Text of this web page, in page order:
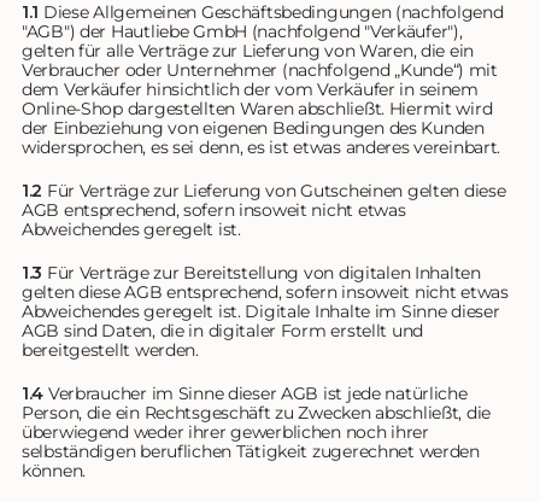
1.1 Diese Allgemeinen Geschäftsbedingungen (nachfolgend
"AGB") der Hautliebe GmbH (nachfolgend "Verkäufer"),
gelten für alle Verträge zur Lieferung von Waren, die ein
Verbraucher oder Unternehmer (nachfolgend „Kunde“) mit
dem Verkäufer hinsichtlich der vom Verkäufer in seinem
Online-Shop dargestellten Waren abschließt. Hiermit wird
der Einbeziehung von eigenen Bedingungen des Kunden
widersprochen, es sei denn, es ist etwas anderes vereinbart.
1.2 Für Verträge zur Lieferung von Gutscheinen gelten diese
AGB entsprechend, sofern insoweit nicht etwas
Abweichendes geregelt ist.
1.3 Für Verträge zur Bereitstellung von digitalen Inhalten
gelten diese AGB entsprechend, sofern insoweit nicht etwas
Abweichendes geregelt ist. Digitale Inhalte im Sinne dieser
AGB sind Daten, die in digitaler Form erstellt und
bereitgestellt werden.
1.4 Verbraucher im Sinne dieser AGB ist jede natürliche
Person, die ein Rechtsgeschäft zu Zwecken abschließt, die
überwiegend weder ihrer gewerblichen noch ihrer
selbständigen beruflichen Tätigkeit zugerechnet werden
können.